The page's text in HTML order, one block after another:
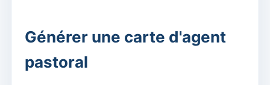
newsletter
groupes
Générer une carte d'agent
pastoral